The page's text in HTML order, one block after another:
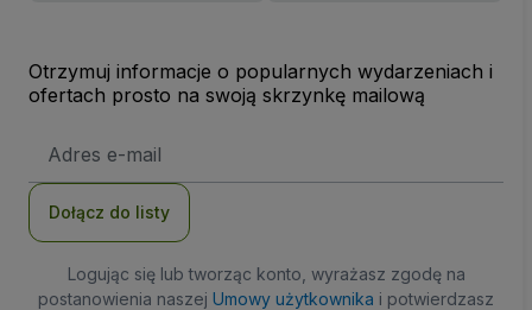
Otrzymuj informacje o popularnych wydarzeniach i
ofertach prosto na swoją skrzynkę mailową
e-
Dołącz do listy
Logując się lub tworząc konto, wyrażasz zgodę na
postanowienia naszej Umowy użytkownika i potwierdzasz